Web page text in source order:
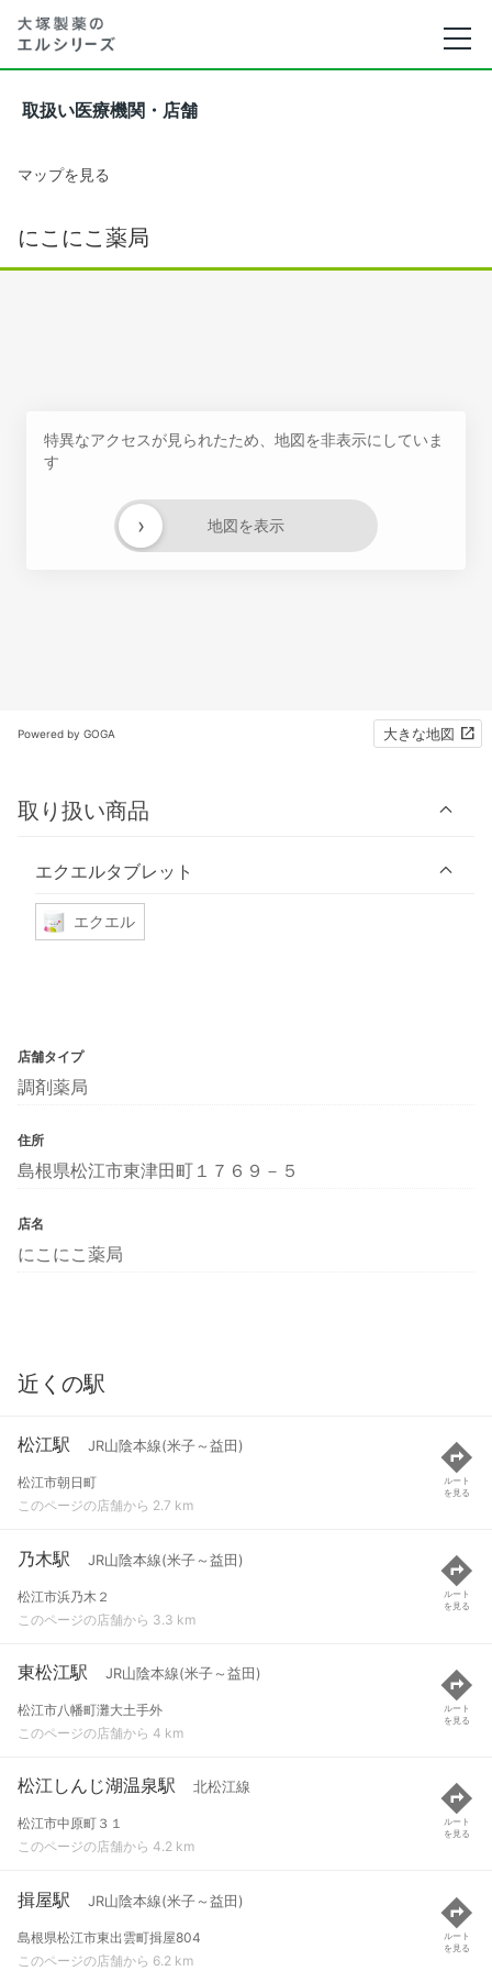
取扱い医療機関・店舗
マップを見る
にこにこ薬局
特異なアクセスが見られたため、地図を非表示にしていま
す
地図を表示
›
Powered by GOGA 大きな地図
取り扱い商品
エクエルタブレット
エクエル
店舗タイプ
調剤薬局
住所
島根県松江市東津田町１７６９－５
店名
にこにこ薬局
近くの駅
松江駅 JR山陰本線(米子～益田)
松江市朝日町
このページの店舗から 2.7 km
ルート
を見る
乃木駅 JR山陰本線(米子～益田)
松江市浜乃木２
このページの店舗から 3.3 km
ルート
を見る
東松江駅 JR山陰本線(米子～益田)
松江市八幡町灘大土手外
このページの店舗から 4 km
ルート
を見る
松江しんじ湖温泉駅 北松江線
松江市中原町３１
このページの店舗から 4.2 km
ルート
を見る
揖屋駅 JR山陰本線(米子～益田)
島根県松江市東出雲町揖屋804
このページの店舗から 6.2 km
ルート
を見る